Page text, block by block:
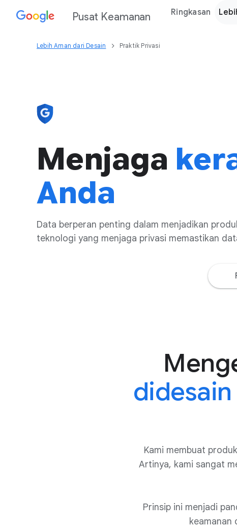
Pusat Keamanan Ringkasan
Lebih Aman dari Desain Praktik Privasi
Menjaga
Anda
Data berperan penting dalam menjadikan
teknologi yang menjaga privasi memastikan
Kami membuat
Artinya, kami sangat
Prinsip ini menjadi